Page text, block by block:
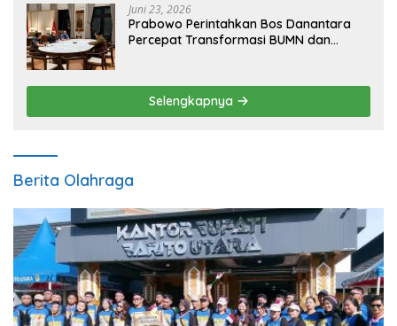
Juni 23, 2026
Prabowo Perintahkan Bos Danantara
Percepat Transformasi BUMN dan
Selengkapnya
Berita Olahraga